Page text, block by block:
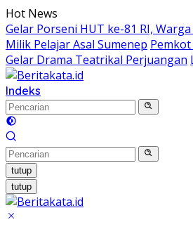
Langsung
ke
konten
Hot News
Gelar Porseni HUT ke-81 RI,
Milik Pelajar Asal Sumenep
Gelar Drama Teatrikal Perjuangan
Indeks
tutup
tutup